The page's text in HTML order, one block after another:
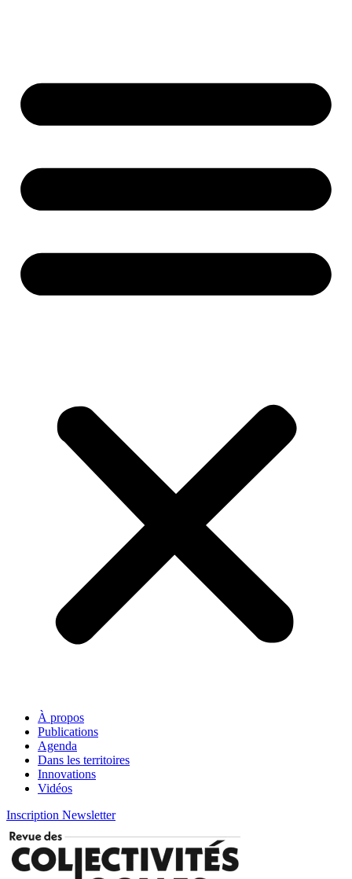
À propos
Publications
Agenda
Dans les territoires
Innovations
Vidéos
Inscription Newsletter